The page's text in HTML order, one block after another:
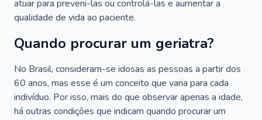
atuar para preveni-las ou controlá-las e aumentar a
qualidade de vida ao paciente.
Quando procurar um geriatra?
No Brasil, consideram-se idosas as pessoas a partir dos
60 anos, mas esse é um conceito que varia para cada
indivíduo. Por isso, mais do que observar apenas a idade,
há outras condições que indicam quando procurar um